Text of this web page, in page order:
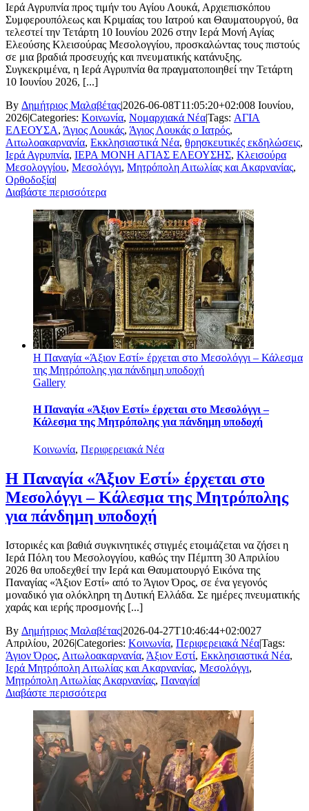
Ιερά Αγρυπνία προς τιμήν του Αγίου Λουκά, Αρχιεπισκόπου
Συμφερουπόλεως και Κριμαίας του Ιατρού και Θαυματουργού, θα
τελεστεί την Τετάρτη 10 Ιουνίου 2026 στην Ιερά Μονή Αγίας
Ελεούσης Κλεισούρας Μεσολογγίου, προσκαλώντας τους πιστούς
σε μια βραδιά προσευχής και πνευματικής κατάνυξης.
Συγκεκριμένα, η Ιερά Αγρυπνία θα πραγματοποιηθεί την Τετάρτη
10 Ιουνίου 2026, [...]
By Δημήτριος Μαλαβέτας|2026-06-08T11:05:20+02:008 Ιουνίου,
2026|Categories: Κοινωνία, Νομαρχιακά Νέα|Tags: ΑΓΙΑ
ΕΛΕΟΥΣΑ, Άγιος Λουκάς, Άγιος Λουκάς ο Ιατρός,
Αιτωλοακαρνανία, Εκκλησιαστικά Νέα, θρησκευτικές εκδηλώσεις,
Ιερά Αγρυπνία, ΙΕΡΑ ΜΟΝΗ ΑΓΙΑΣ ΕΛΕΟΥΣΗΣ, Κλεισούρα
Μεσολογγίου, Μεσολόγγι, Μητρόπολη Αιτωλίας και Ακαρνανίας,
Ορθοδοξία|
Διαβάστε περισσότερα
Η Παναγία «Άξιον Εστί» έρχεται στο Μεσολόγγι – Κάλεσμα
της Μητρόπολης για πάνδημη υποδοχή
Gallery
Η Παναγία «Άξιον Εστί» έρχεται στο Μεσολόγγι –
Κάλεσμα της Μητρόπολης για πάνδημη υποδοχή
Κοινωνία, Περιφερειακά Νέα
Η Παναγία «Άξιον Εστί» έρχεται στο
Μεσολόγγι – Κάλεσμα της Μητρόπολης
για πάνδημη υποδοχή
Ιστορικές και βαθιά συγκινητικές στιγμές ετοιμάζεται να ζήσει η
Ιερά Πόλη του Μεσολογγίου, καθώς την Πέμπτη 30 Απριλίου
2026 θα υποδεχθεί την Ιερά και Θαυματουργό Εικόνα της
Παναγίας «Άξιον Εστί» από το Άγιον Όρος, σε ένα γεγονός
μοναδικό για ολόκληρη τη Δυτική Ελλάδα. Σε ημέρες πνευματικής
χαράς και ιερής προσμονής [...]
By Δημήτριος Μαλαβέτας|2026-04-27T10:46:44+02:0027
Απριλίου, 2026|Categories: Κοινωνία, Περιφερειακά Νέα|Tags:
Άγιον Όρος, Αιτωλοακαρνανία, Άξιον Εστί, Εκκλησιαστικά Νέα,
Ιερά Μητρόπολη Αιτωλίας και Ακαρνανίας, Μεσολόγγι,
Μητρόπολη Αιτωλίας Ακαρνανίας, Παναγία|
Διαβάστε περισσότερα